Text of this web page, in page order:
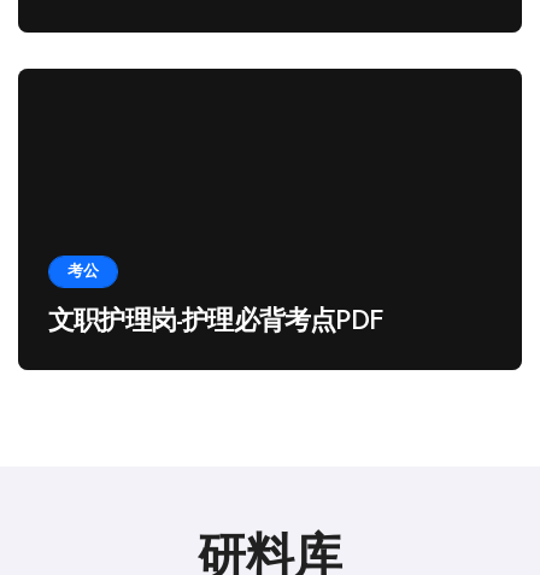
考公
文职护理岗-护理必背考点PDF
研料库